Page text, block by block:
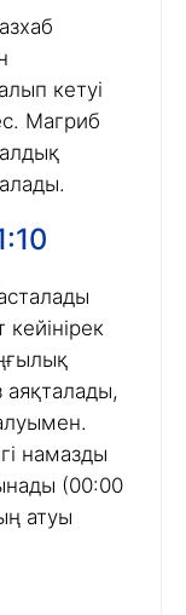
кетуі
Магриб
намазды
(00:00
атуы